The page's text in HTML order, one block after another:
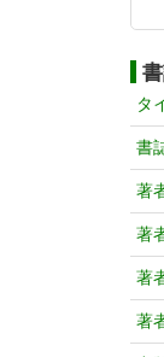
タ
書
著
著
著
著